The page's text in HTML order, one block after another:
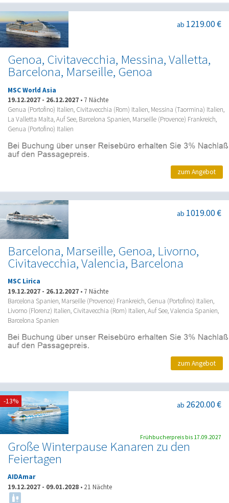
Genoa, Civitavecchia, Messina, Valletta,
Barcelona, Marseille, Genoa
ab 1219.00 €
MSC World Asia
19.12.2027 - 26.12.2027 • 7 Nächte
Genua (Portofino) Italien, Civitavecchia (Rom) Italien, Messina (Taormina) Italien,
La Valletta Malta, Auf See, Barcelona Spanien, Marseille (Provence) Frankreich,
Genua (Portofino) Italien
zum Angebot
Barcelona, Marseille, Genoa, Livorno,
Civitavecchia, Valencia, Barcelona
ab 1019.00 €
MSC Lirica
19.12.2027 - 26.12.2027 • 7 Nächte
Barcelona Spanien, Marseille (Provence) Frankreich, Genua (Portofino) Italien,
Livorno (Florenz) Italien, Civitavecchia (Rom) Italien, Auf See, Valencia Spanien,
Barcelona Spanien
zum Angebot
Große Winterpause Kanaren zu den
Feiertagen
ab 2620.00 €
AIDAmar
19.12.2027 - 09.01.2028 • 21 Nächte
-13%
Frühbucherpreis bis 17.09.2027